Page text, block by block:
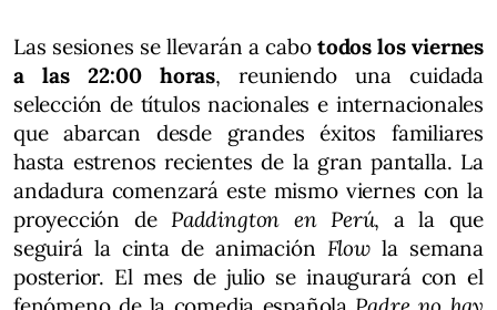
Las sesiones se llevarán a cabotodos los viernes
a las 22:00 horas, reuniendo una cuidada
selección de títulos nacionales e internacionales
que abarcan desde grandes éxitos familiares
hasta estrenos recientes de la gran pantalla. La
andadura comenzará este mismo viernes con la
proyección dePaddington en Perú, a la que
seguirá la cinta de animación Flowla semana
posterior. El mes de julio se inaugurará con el